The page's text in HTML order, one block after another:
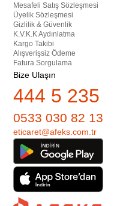
Mesafeli Satış Sözleşmesi
Üyelik Sözleşmesi
Gizlilik & Güvenlik
K.V.K.K Aydınlatma
Kargo Takibi
Alışverişsiz Ödeme
Fatura Sorgulama
Bize Ulaşın
444 5 235
0533 030 82 13
eticaret@afeks.com.tr